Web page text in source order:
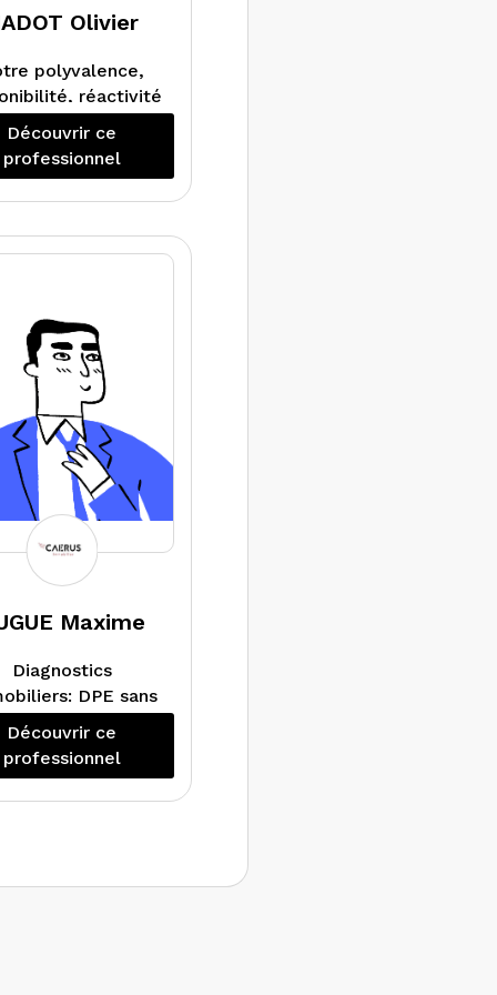
Olivier
polyvalence,
réactivité
conseils vous
permettront de
simplement et
les
diagnostics
Plomb, Amiante,
Gaz, ERP,
Diagnostic de
performance
et Audit
Energétique.
Découvrir ce
professionnel
Maxime
Diagnostics
DPE sans
mention, Gaz,
Plomb,
Amiante avec
et Audit
Découvrir ce
professionnel